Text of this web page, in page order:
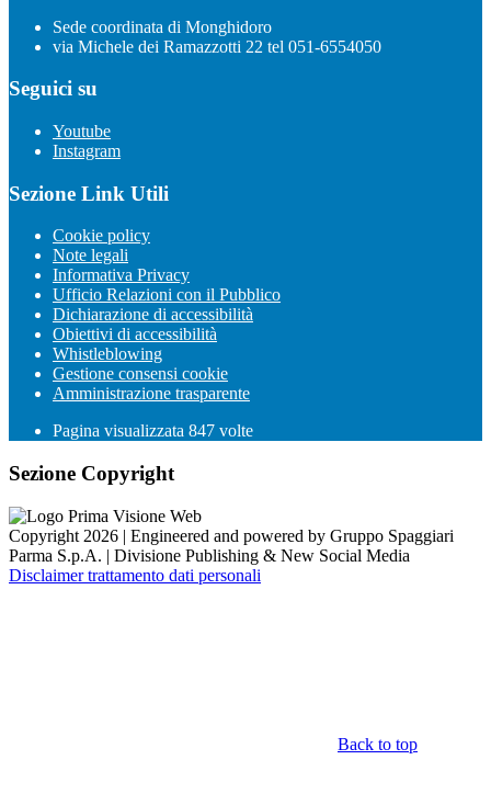
Sede coordinata di Monghidoro
via Michele dei Ramazzotti 22 tel 051-6554050
Seguici su
Youtube
Instagram
Sezione Link Utili
Cookie policy
Note legali
Informativa Privacy
Ufficio Relazioni con il Pubblico
Dichiarazione di accessibilità
Obiettivi di accessibilità
Whistleblowing
Gestione consensi cookie
Amministrazione trasparente
Pagina visualizzata 847 volte
Sezione Copyright
Copyright 2026 | Engineered and powered by Gruppo Spaggiari
Parma S.p.A. | Divisione Publishing & New Social Media
Disclaimer trattamento dati personali
Back to top